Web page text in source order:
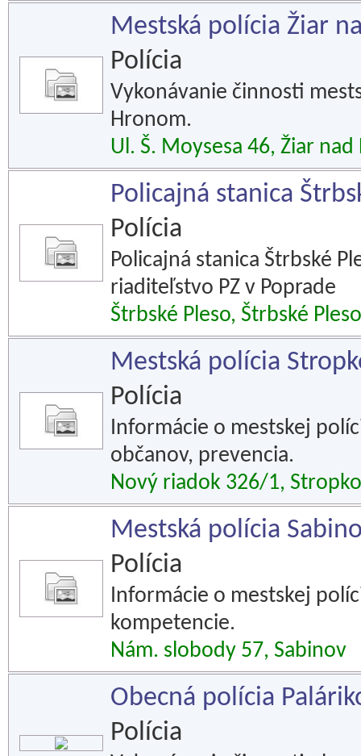
Mestská polícia Žiar
Polícia
Vykonávanie činnosti
Hronom.
Ul. Š. Moysesa 46, Žiar
Policajná stanica
Polícia
Policajná stanica Štrbské
riaditeľstvo PZ v Poprade
Štrbské Pleso, Štrbské Pleso
Mestská polícia
Polícia
Informácie o mestskej
občanov, prevencia.
Nový riadok 326/1,
Mestská polícia
Polícia
Informácie o mestskej
kompetencie.
Nám. slobody 57, Sabinov
Obecná polícia
Polícia